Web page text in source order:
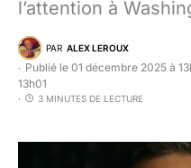
l’attention à
PAR ALEX LEROUX
Publié le 01 décembre 2025 à
13h01
3 MINUTES DE LECTURE